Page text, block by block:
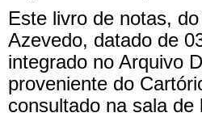
Este livro de notas,
Azevedo, datado de
integrado no Arquivo
proveniente do
consultado na sala de